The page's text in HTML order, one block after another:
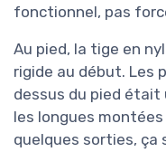
fonctionnel, pas
Au pied, la tige en
rigide au début. Les
dessus du pied était
les longues
quelques sorties, ça